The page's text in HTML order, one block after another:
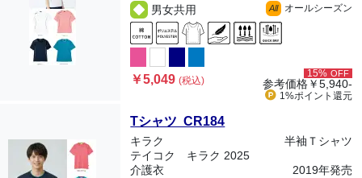
男女共用
All オールシーズン
￥5,049(税込)
15% OFF
参考価格￥5,940-
1%ポイント 還元
Tシャツ CR184
キラク
半袖Ｔシャツ
テイコク キラク 2025
介護衣
2019年発売